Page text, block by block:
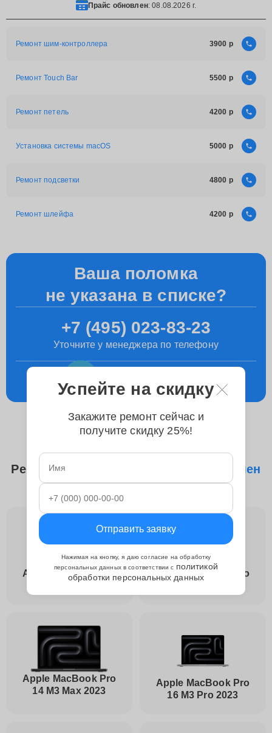
Прайс обновлен: 08.08.2026 г.
Ремонт шим-контроллера 3900
Ремонт Touch Bar 5500
Ремонт петель 4200
Установка системы macOS 5000
Ремонт подсветки 4800
Ремонт шлейфа 4200
Ваша поломка
не указана в списке?
+7 (495) 023-83-23
Уточните у менеджера по телефону
Ремонтируем следующие модели
Замен
материнской платы Apple
Apple MacBook Pro
14 M3 2023
Apple MacBook Pro
14 M3 Pro 2023
Apple MacBook Pro
14 M3 Max 2023
Apple MacBook Pro
16 M3 Pro 2023
Успейте на скидку
Закажите ремонт сейчас и
получите скидку 25%!
Отправить заявку
Нажимая на кнопку, я даю согласие на обработку
персональных данных в соответствии с политикой
обработки персональных данных